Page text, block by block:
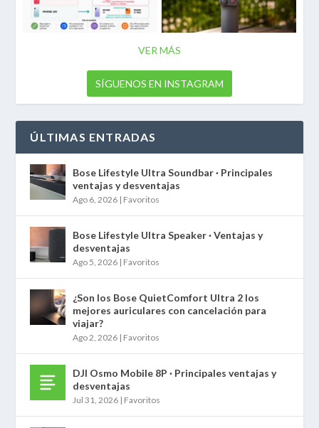
VER MÁS
SÍGUENOS EN INSTAGRAM
ÚLTIMAS ENTRADAS
Bose Lifestyle Ultra Soundbar · Principales
ventajas y desventajas
Ago 6, 2026 | Favoritos
Bose Lifestyle Ultra Speaker · Ventajas y
desventajas
Ago 5, 2026 | Favoritos
¿Son los Bose QuietComfort Ultra 2 los
mejores auriculares con cancelación para
viajar?
Ago 2, 2026 | Favoritos
DJI Osmo Mobile 8P · Principales ventajas y
desventajas
Jul 31, 2026 | Favoritos